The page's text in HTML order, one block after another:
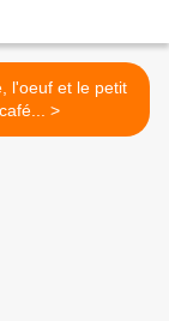
l'oeuf et le petit
café... >